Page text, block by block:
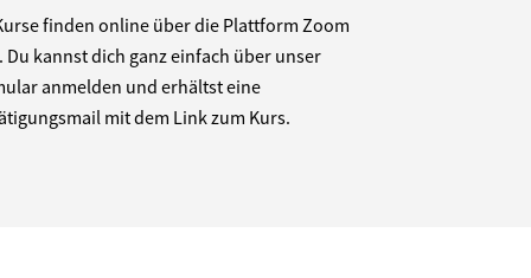
finden online über die Plattform Zoom
Du kannst dich ganz einfach über unser
anmelden und erhältst eine
mit dem Link zum Kurs.